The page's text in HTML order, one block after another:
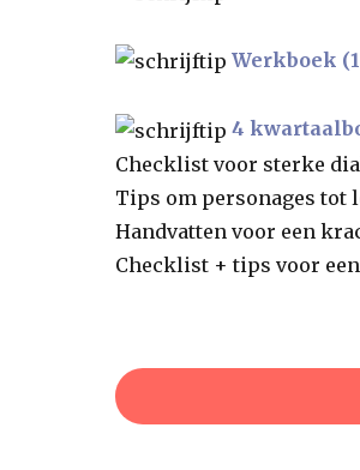
Werkboek
4
Checklist voor sterke
Tips om personages tot
Handvatten voor een
Checklist + tips voor